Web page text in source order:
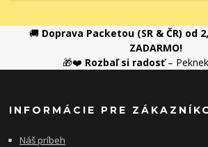
🚚 Doprava Packetou (SR & ČR) od
ZADARMO!
🎁❤️ Rozbaľ si radosť–
INFORMÁCIE PRE
Náš príbeh